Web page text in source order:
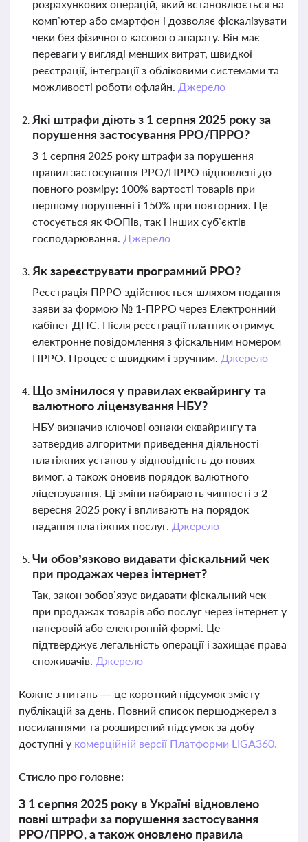
розрахункових операцій, який встановлюється на
комп’ютер або смартфон і дозволяє фіскалізувати
чеки без фізичного касового апарату. Він має
переваги у вигляді менших витрат, швидкої
реєстрації, інтеграції з обліковими системами та
можливості роботи офлайн. Джерело
Які штрафи діють з 1 серпня 2025 року за
порушення застосування РРО/ПРРО?
З 1 серпня 2025 року штрафи за порушення
правил застосування РРО/ПРРО відновлені до
повного розміру: 100% вартості товарів при
першому порушенні і 150% при повторних. Це
стосується як ФОПів, так і інших суб’єктів
господарювання. Джерело
Як зареєструвати програмний РРО?
Реєстрація ПРРО здійснюється шляхом подання
заяви за формою № 1-ПРРО через Електронний
кабінет ДПС. Після реєстрації платник отримує
електронне повідомлення з фіскальним номером
ПРРО. Процес є швидким і зручним. Джерело
Що змінилося у правилах еквайрингу та
валютного ліцензування НБУ?
НБУ визначив ключові ознаки еквайрингу та
затвердив алгоритми приведення діяльності
платіжних установ у відповідність до нових
вимог, а також оновив порядок валютного
ліцензування. Ці зміни набирають чинності з 2
вересня 2025 року і впливають на порядок
надання платіжних послуг. Джерело
Чи обов’язково видавати фіскальний чек
при продажах через інтернет?
Так, закон зобов’язує видавати фіскальний чек
при продажах товарів або послуг через інтернет у
паперовій або електронній формі. Це
підтверджує легальність операції і захищає права
споживачів. Джерело
Кожне з питань — це короткий підсумок змісту
публікацій за день. Повний список першоджерел з
посиланнями та розширений підсумок за добу
доступні у комерційній версії Платформи LIGA360.
Стисло про головне:
З 1 серпня 2025 року в Україні відновлено
повні штрафи за порушення застосування
РРО/ПРРО, а також оновлено правила